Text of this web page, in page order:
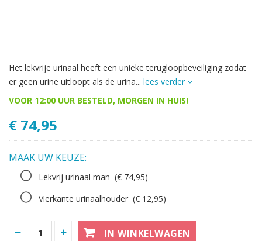
Het lekvrije urinaal heeft een unieke terugloopbeveiliging zodat
er geen urine uitloopt als de urina... lees verder
VOOR 12:00 UUR BESTELD, MORGEN IN HUIS!
€ 74,95
MAAK UW KEUZE:
Lekvrij urinaal man (€ 74,95)
Vierkante urinaalhouder (€ 12,95)
IN WINKELWAGEN